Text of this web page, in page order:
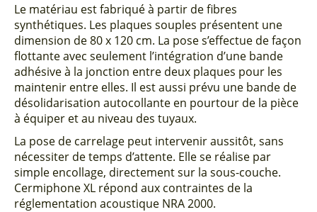
Le matériau est fabriqué à partir de fibres
synthétiques. Les plaques souples présentent une
dimension de 80 x 120 cm. La pose s’effectue de façon
flottante avec seulement l’intégration d’une bande
adhésive à la jonction entre deux plaques pour les
maintenir entre elles. Il est aussi prévu une bande de
désolidarisation autocollante en pourtour de la pièce
à équiper et au niveau des tuyaux.
La pose de carrelage peut intervenir aussitôt, sans
nécessiter de temps d’attente. Elle se réalise par
simple encollage, directement sur la sous-couche.
Cermiphone XL répond aux contraintes de la
réglementation acoustique NRA 2000.